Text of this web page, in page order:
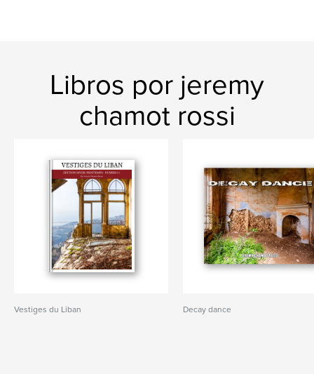
Libros por jeremy
chamot rossi
Vestiges du Liban Decay dance